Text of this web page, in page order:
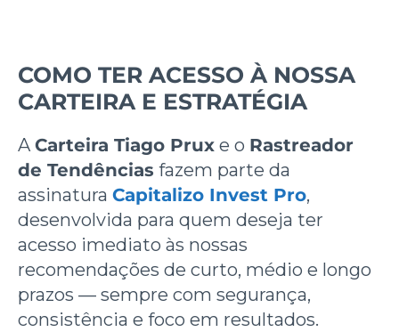
COMO TER ACESSO À NOSSA
CARTEIRA E ESTRATÉGIA
A Carteira Tiago Prux e o Rastreador
de Tendências fazem parte da
assinatura Capitalizo Invest Pro,
desenvolvida para quem deseja ter
acesso imediato às nossas
recomendações de curto, médio e longo
prazos — sempre com segurança,
consistência e foco em resultados.